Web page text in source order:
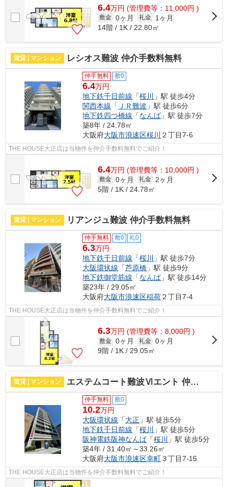
6.4万円 (管理費等：11,000円 )
敷金 0ヶ月 礼金
1ヶ月
14階 / 1K / 22.80㎡
賃貸 | マンション レシオス難波 仲介手数料無料
仲手無料 敷0
6.4万円
地下鉄千日前線 「桜川
」駅 徒歩4分
関西本線 「 ＪＲ難波 」駅 徒歩6分
地下鉄四つ橋線 「なんば」駅 徒歩7分
築8年 / 24.78㎡
大阪府大阪市浪速区桜川 ２丁目7-6
THE HOUSE大正店は当物件を仲介手数料無料でご紹介！
6.4万円 (管理費等：10,000円 )
敷金 0ヶ月 礼金
2ヶ月
5階 / 1K / 24.78㎡
賃貸 | マンション リアンジュ難波 仲介手数料無料
仲手無料 敷0 礼0
6.3万円
地下鉄千日前線 「桜川
」駅 徒歩7分
大阪環状線 「芦原橋 」駅 徒歩9分
地下鉄御堂筋線 「なんば」駅 徒歩14分
築23年 / 29.05㎡
大阪府大阪市浪速区稲荷２丁目7-4
THE HOUSE大正店は当物件を仲介手数料無料でご紹介！
6.3万円 (管理費等：8,000円 )
敷金 0ヶ月 礼金 0ヶ月
9階 / 1K / 29.05㎡
賃貸 | マンション エステムコート難波Ⅵエント 仲介手数料無料
仲手無料 敷0
10.2万円
大阪環状線 「大正 」駅 徒歩5分
地下鉄千日前線 「桜川
」駅 徒歩5分
阪神電鉄阪神なんば「桜川
」駅 徒歩5分
築4年 / 31.40㎡～33.26㎡
大阪府大阪市浪速区幸町３丁目7-15
THE HOUSE大正店は当物件を仲介手数料無料でご紹介！